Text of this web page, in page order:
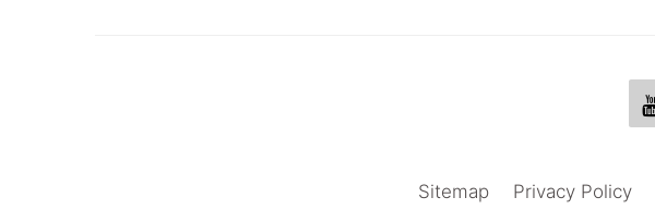
Privacy Policy
Sitemap